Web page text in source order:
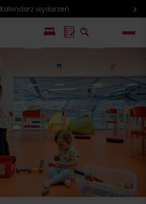
Kalendarz wydarzeń
SK